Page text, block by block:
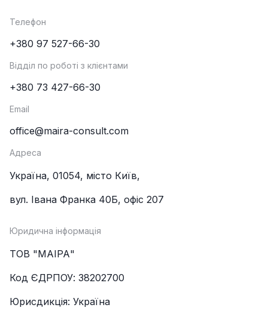
Телефон
+380 97 527-66-30
Відділ по роботі з клієнтами
+380 73 427-66-30
Email
office@maira-consult.com
Адреса
Україна, 01054, місто Київ,
вул. Івана Франка 40Б, офіс 207
Юридична інформація
ТОВ "МАІРА"
Код ЄДРПОУ: 38202700
Юрисдикція: Україна